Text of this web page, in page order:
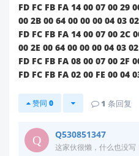
如有其他疑问，欢迎随时联
FD FC FB FA 14 00 07 00 29
00 2B 00 64 00 00 00 04 03
FD FC FB FA 14 00 07 00 2C
00 2E 00 64 00 00 00 04 03
FD FC FB FA 08 00 07 00 2F
FD FC FB FA 02 00 FE 00 04
赞同 0 1 条回复
Q530851347
这家伙很懒，什么也没写